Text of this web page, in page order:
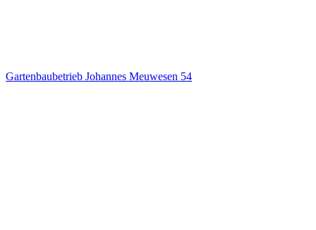
Gartenbaubetrieb Johannes Meuwesen 54